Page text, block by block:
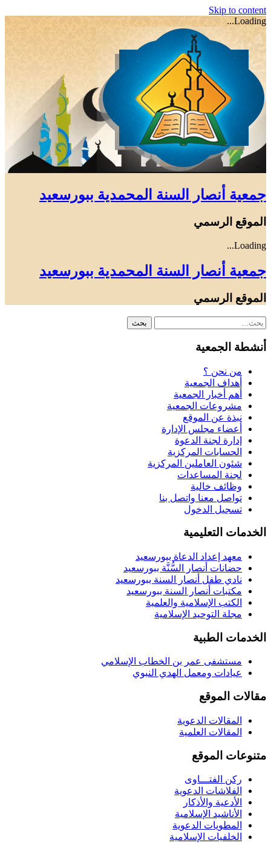
Skip to content
Loading...
جمعية أنصار السنة المحمدية ببورسعيد
الموقع الرسمي
Loading...
جمعية أنصار السنة المحمدية ببورسعيد
الموقع الرسمي
أنشطة الجمعية
من نحن ؟
أهداف الجمعية
أهم أخبار الجمعية
مشروعات الجمعية
نبذة عن الموقع
أعضاء مجلس الإدارة
إدارة لجنة الدعوة
الحسابات المركزية
شئون العاملين المركزية
لجنة المساعدات
وظائف خالية
تواصل معنا واتصل بنا
تسجيل الدخول
الخدمات التعليمية
معهد إعداد الدعاة ببورسعيد
حضانات أنصار السُّنَّة ببورسعيد
نادي طفل أنصار السنة ببورسعيد
مكتبات أنصار السنة ببورسعيد
الكتب الإسلامية والعلمية
مجلة التوحيد الإسلامية
الخدمات الطبية
مستشفى عمر بن الخطاب الإسلامي
عيادات ومعمل الهدي النبوي
مقالات الموقع
المقالات الدعوية
المقالات العلمية
متنوعات الموقع
ركن الفتـــاوى
الفلاشات الدعوية
الأدعية والأذكار
الأناشيد الإسلامية
المطويات الدعوية
الخلفيات الإسلامية